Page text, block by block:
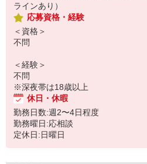
ラインあり）
応募資格・経験
＜資格＞
不問
＜経験＞
不問
※深夜帯は18歳以上
休日・休暇
勤務日数:週2〜4日程度
勤務曜日:応相談
定休日:日曜日